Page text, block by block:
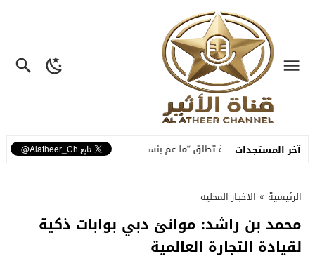
آخر المستجدات
تطلق “ما عم بنساك”.. أغنية مصوّرة تحوّل وجع الفراق إلى رسالة أمل
الرئيسية » الاخبـار المحليه
محمد بن راشد: موانئ دبي بوابات ذكية
لقيادة التجارة العالمية